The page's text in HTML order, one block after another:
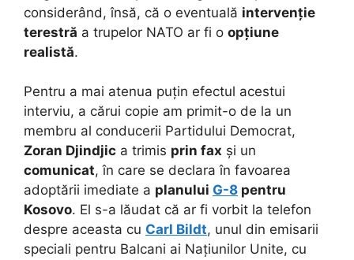
considerând, însă, că o eventuală intervenție
terestră a trupelor NATO ar fi o opțiune
realistă.
Pentru a mai atenua puțin efectul acestui
interviu, a cărui copie am primit-o de la un
membru al conducerii Partidului Democrat,
Zoran Djindjic a trimis prin fax și un
comunicat, în care se declara în favoarea
adoptării imediate a planului G-8 pentru
Kosovo. El s-a lăudat că ar fi vorbit la telefon
despre aceasta cu Carl Bildt, unul din emisarii
speciali pentru Balcani ai Națiunilor Unite, cu